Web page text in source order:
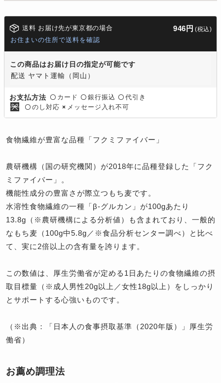
送料 お届け先が東京都の場合 946円 (税込)
お住まいの住所で送料を確認
この商品はお届け日の指定が可能です
配送 ヤマト運輸（岡山）
お支払方法 〇 カード 〇 銀行振込 〇 代引き
〇 のし対応 × メッセージ入れ不可
食物繊維が豊富な品種「フクミファイバー」
農研機構（国の研究機関）が2018年に品種登録した「フク
ミファイバー」。
機能性成分の豊富さが際立つもち麦です。
水溶性食物繊維の一種「β-グルカン」が100gあたり
13.8g（※農研機構による分析値）も含まれており、一般的
なもち麦（100g中5.8g／※食品分析センター調べ）と比べ
て、実に2倍以上の含有量を誇ります。
この数値は、厚生労働省が定める1日あたりの食物繊維の摂
取目標量（※成人男性20g以上／女性18g以上）をしっかり
とサポートする心強いものです。
（※出典：「日本人の食事摂取基準（2020年版）」厚生労
働省）
お薦め調理法